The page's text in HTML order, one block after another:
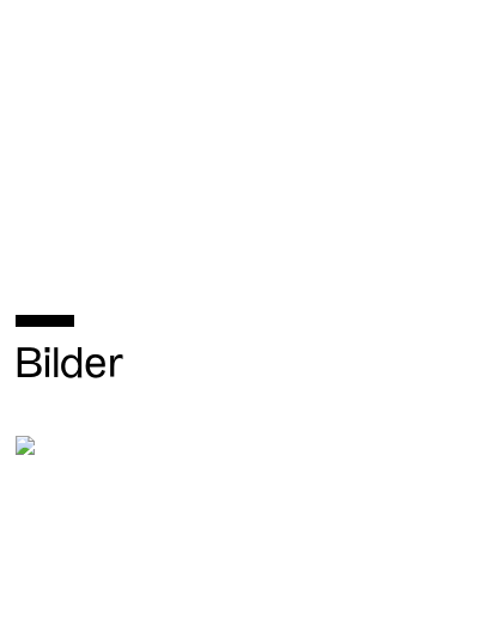
Bilder